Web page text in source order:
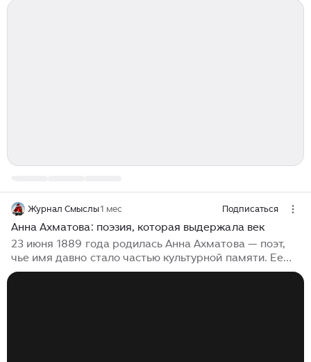
Журнал Смыслы1 мес Подписаться
Анна Ахматова: поэзия, которая выдержала век
23 июня 1889 года родилась Анна Ахматова — поэт,
чье имя давно стало частью культурной памяти. Ее
знают по ранней любовной лирике, строгому профилю